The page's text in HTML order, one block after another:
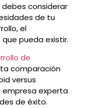
considerar
de tu
el
pueda existir.
de
comparación
versus
empresa experta
de éxito.